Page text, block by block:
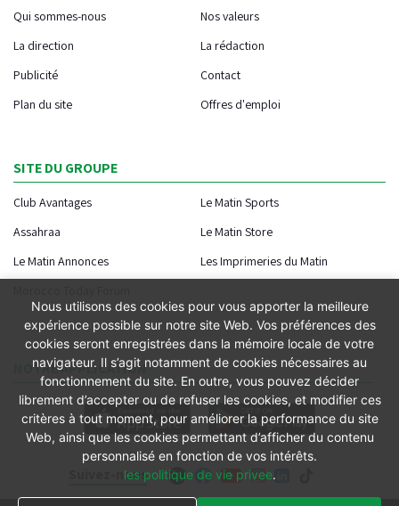
Suivez-nous
Qui sommes-nous
Nos valeurs
La direction
La rédaction
Publicité
Contact
Plan du site
Offres d'emploi
SITE DU GROUPE
Club Avantages
Le Matin Sports
Assahraa
Le Matin Store
Le Matin Annonces
Les Imprimeries du Matin
NOTRE APPLICATION
Nous utilisons des cookies pour vous apporter la meilleure
expérience possible sur notre site Web. Vos préférences des
cookies seront enregistrées dans la mémoire locale de votre
navigateur. Il s’agit notamment de cookies nécessaires au
fonctionnement du site. En outre, vous pouvez décider
librement d’accepter ou de refuser les cookies, et modifier ces
critères à tout moment, pour améliorer la performance du site
Web, ainsi que les cookies permettant d’afficher du contenu
personnalisé en fonction de vos intérêts.
les politique de vie privee.